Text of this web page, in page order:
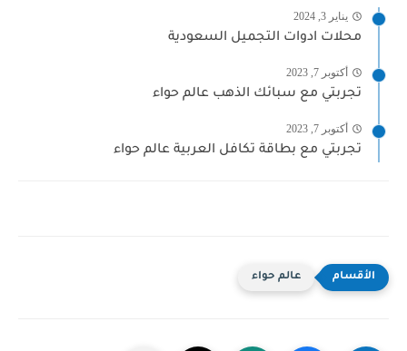
يناير 3, 2024
محلات ادوات التجميل السعودية
أكتوبر 7, 2023
تجربتي مع سبائك الذهب عالم حواء
أكتوبر 7, 2023
تجربتي مع بطاقة تكافل العربية عالم حواء
عالم حواء